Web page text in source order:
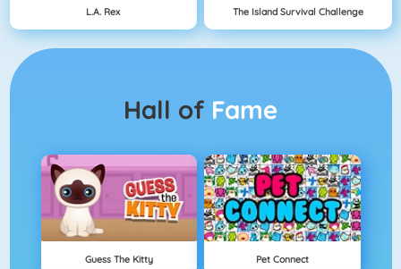
L.A. Rex The Island Survival Challenge
Hall of Fame
Guess The Kitty Pet Connect